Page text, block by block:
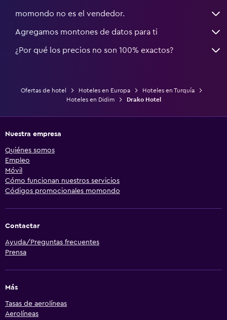
momondo no es el vendedor.
Agregamos montones de datos para ti
¿Por qué los precios no son 100% exactos?
Ofertas de hotel Hoteles en Europa
Hoteles en Turquía
Hoteles en Didim
Drako Hotel
Nuestra empresa
Quiénes somos
Empleo
Móvil
Cómo funcionan nuestros servicios
Códigos promocionales momondo
Contactar
Ayuda/Preguntas frecuentes
Prensa
Más
Tasas de aerolíneas
Aerolíneas